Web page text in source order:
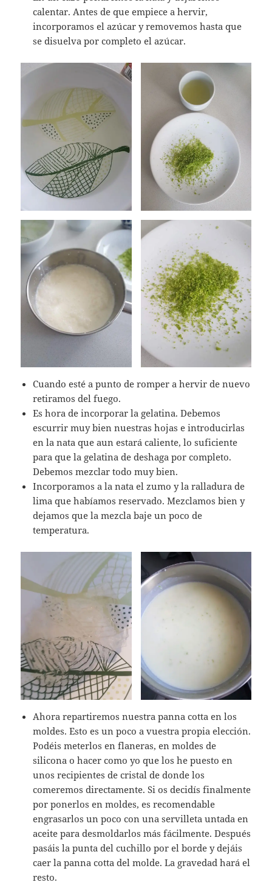
calentar. Antes de que empiece a hervir,
incorporamos el azúcar y removemos hasta que
se disuelva por completo el azúcar.
Cuando esté a punto de romper a hervir de nuevo
retiramos del fuego.
Es hora de incorporar la gelatina. Debemos
escurrir muy bien nuestras hojas e introducirlas
en la nata que aun estará caliente, lo suficiente
para que la gelatina de deshaga por completo.
Debemos mezclar todo muy bien.
Incorporamos a la nata el zumo y la ralladura de
lima que habíamos reservado. Mezclamos bien y
dejamos que la mezcla baje un poco de
temperatura.
Ahora repartiremos nuestra panna cotta en los
moldes. Esto es un poco a vuestra propia elección.
Podéis meterlos en flaneras, en moldes de
silicona o hacer como yo que los he puesto en
unos recipientes de cristal de donde los
comeremos directamente. Si os decidís finalmente
por ponerlos en moldes, es recomendable
engrasarlos un poco con una servilleta untada en
aceite para desmoldarlos más fácilmente. Después
pasáis la punta del cuchillo por el borde y dejáis
caer la panna cotta del molde. La gravedad hará el
resto.